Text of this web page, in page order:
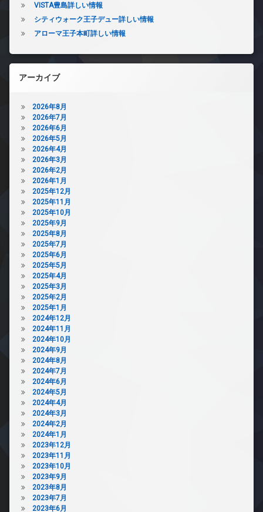
VISTA豊島詳しい情報
シティウォーク王子デュー詳しい情報
アローマ王子本町詳しい情報
アーカイブ
2026年8月
2026年7月
2026年6月
2026年5月
2026年4月
2026年3月
2026年2月
2026年1月
2025年12月
2025年11月
2025年10月
2025年9月
2025年8月
2025年7月
2025年6月
2025年5月
2025年4月
2025年3月
2025年2月
2025年1月
2024年12月
2024年11月
2024年10月
2024年9月
2024年8月
2024年7月
2024年6月
2024年5月
2024年4月
2024年3月
2024年2月
2024年1月
2023年12月
2023年11月
2023年10月
2023年9月
2023年8月
2023年7月
2023年6月